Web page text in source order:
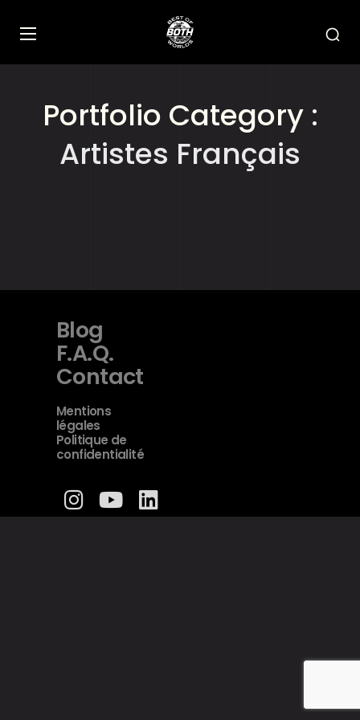
Portfolio Category :
Artistes Français
Blog
F.A.Q.
Contact
Mentions
légales
Politique de
confidentialité